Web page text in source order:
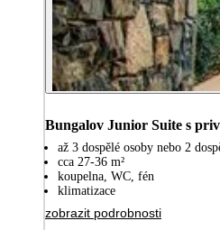
Bungalov Junior Suite s
až 3 dospělé osoby nebo 2
cca 27-36 m²
koupelna, WC, fén
klimatizace
zobrazit podrobnosti